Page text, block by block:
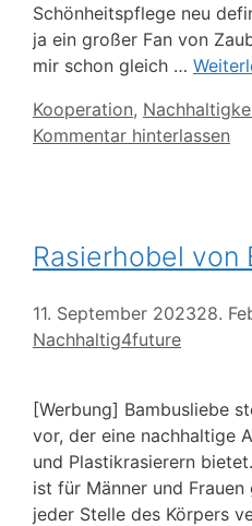
Schönheitspflege neu
ja ein großer Fan von
mir schon gleich …
Kategorien
Kooperation,
Kommentar hinterlassen
Rasierhobel von
11. September 202328.
Nachhaltig4future
[Werbung] Bambusliebe
vor, der eine nachhaltige
und Plastikrasierern
ist für Männer und
jeder Stelle des Körpers